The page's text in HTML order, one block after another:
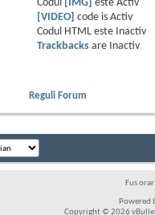
Codul
[IMG] este Activ
[VIDEO] code is Activ
Codul HTML este
Inactiv
Trackbacksare
Inactiv
Reguli Forum
Fus
Powered
Copyright © 2026